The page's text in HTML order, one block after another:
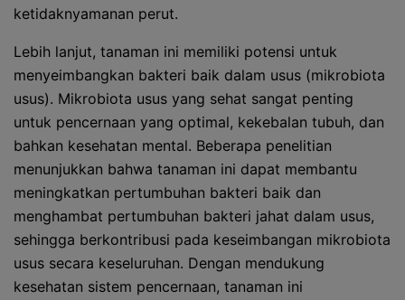
ketidaknyamanan perut.
Lebih lanjut, tanaman ini memiliki potensi untuk
menyeimbangkan bakteri baik dalam usus (mikrobiota
usus). Mikrobiota usus yang sehat sangat penting
untuk pencernaan yang optimal, kekebalan tubuh, dan
bahkan kesehatan mental. Beberapa penelitian
menunjukkan bahwa tanaman ini dapat membantu
meningkatkan pertumbuhan bakteri baik dan
menghambat pertumbuhan bakteri jahat dalam usus,
sehingga berkontribusi pada keseimbangan mikrobiota
usus secara keseluruhan. Dengan mendukung
kesehatan sistem pencernaan, tanaman ini